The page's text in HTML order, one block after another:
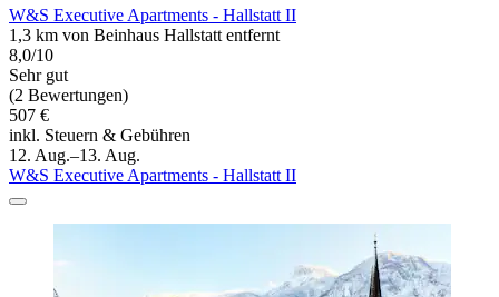
W&S Executive Apartments - Hallstatt II
1,3 km von Beinhaus Hallstatt entfernt
8,0/10
Sehr gut
(2 Bewertungen)
507 €
inkl. Steuern & Gebühren
12. Aug.–13. Aug.
W&S Executive Apartments - Hallstatt II